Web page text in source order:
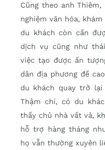
Cũng theo anh
nghiệm văn hóa,
du khách còn cần
dịch vụ cũng như
việc tạo được ấn
dân địa phương đề
du khách quay trở
Thậm chí, có du
thấy chủ nhà vất vả,
hỗ trợ hàng tháng
họ vẫn thường xuyên